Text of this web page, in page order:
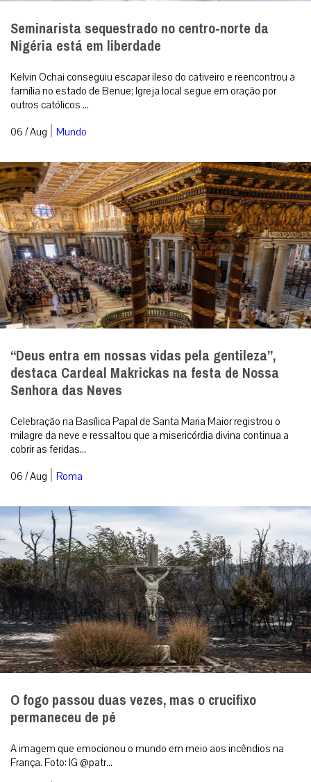
Seminarista sequestrado no centro-norte da
Nigéria está em liberdade
Kelvin Ochai conseguiu escapar ileso do cativeiro e reencontrou a
família no estado de Benue; Igreja local segue em oração por
outros católicos ...
06 / Aug | Mundo
“Deus entra em nossas vidas pela gentileza”,
destaca Cardeal Makrickas na festa de Nossa
Senhora das Neves
Celebração na Basílica Papal de Santa Maria Maior registrou o
milagre da neve e ressaltou que a misericórdia divina continua a
cobrir as feridas...
06 / Aug | Roma
O fogo passou duas vezes, mas o crucifixo
permaneceu de pé
A imagem que emocionou o mundo em meio aos incêndios na
França. Foto: IG @patr...